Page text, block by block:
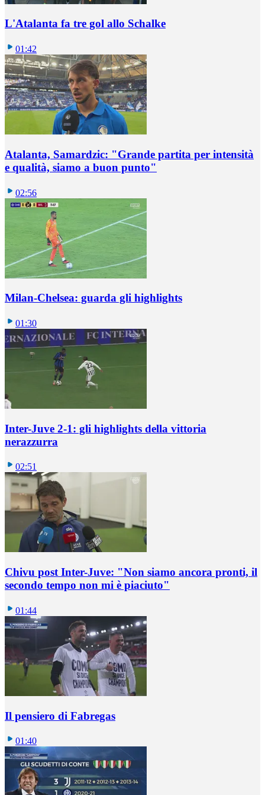
L'Atalanta fa tre gol allo Schalke
01:42
Atalanta, Samardzic: "Grande partita per intensità
e qualità, siamo a buon punto"
02:56
Milan-Chelsea: guarda gli highlights
01:30
Inter-Juve 2-1: gli highlights della vittoria
nerazzurra
02:51
Chivu post Inter-Juve: "Non siamo ancora pronti, il
secondo tempo non mi è piaciuto"
01:44
Il pensiero di Fabregas
01:40